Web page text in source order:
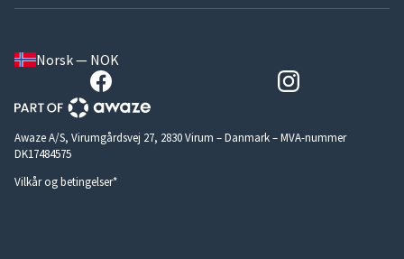
Norsk — NOK
Awaze A/S, Virumgårdsvej 27, 2830 Virum – Danmark – MVA-nummer
DK17484575
Vilkår og betingelser*